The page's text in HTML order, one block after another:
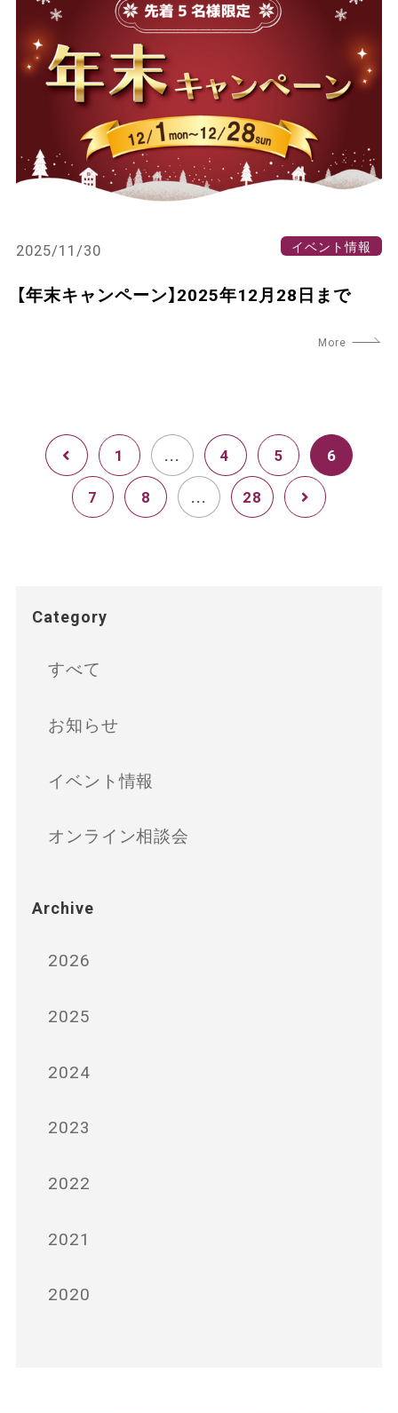
2025/11/30 イベント情報
【年末キャンペーン】2025年12月28日まで
1 ... 4 5
6
7
8 ... 28
Category
すべて
お知らせ
イベント情報
オンライン相談会
Archive
2026
2025
2024
2023
2022
2021
2020